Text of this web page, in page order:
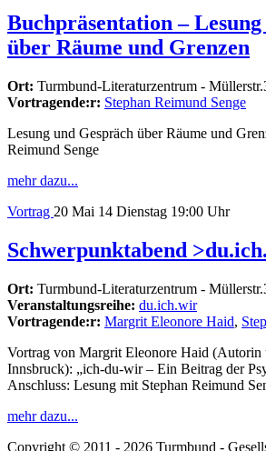
Buchpräsentation –
über Räume und Grenzen
Ort: Turmbund-Literaturzentrum -
Vortragende:r: Stephan Reimund Senge
Lesung und Gespräch über Räume und
Reimund Senge
mehr dazu...
Vortrag 20 Mai 14 Dienstag 19:00 Uhr
Schwerpunktabend
Ort: Turmbund-Literaturzentrum -
Veranstaltungsreihe: du.ich.wir
Vortragende:r: Margrit Eleonore Haid,
Vortrag von Margrit Eleonore Haid (Autorin
Innsbruck): „ich-du-wir – Ein Beitrag der
Anschluss: Lesung mit Stephan Reimund
mehr dazu...
Copyright © 2011 - 2026 Turmbund -